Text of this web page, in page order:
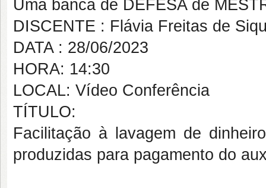
Uma banca de DEFESA de
DISCENTE : Flávia Freitas de
DATA : 28/06/2023
HORA: 14:30
LOCAL: Vídeo Conferência
TÍTULO:
Facilitação à lavagem de
produzidas para pagamento do